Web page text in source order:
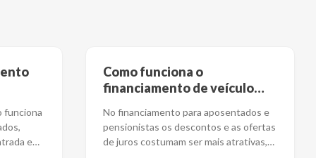
funciona
e
Como funciona o
financiamento de veículo
No financiamento para aposentados e
pensionistas os descontos e as ofertas
de juros costumam ser mais atrativas,